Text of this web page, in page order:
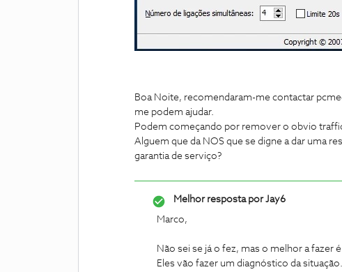
Boa Noite, recomendaram-me contactar
me podem ajudar.
Podem começando por remover o obvio
Alguem que da NOS que se digne a dar uma
garantia de serviço?
Melhor resposta porJay6
Marco,
Não sei se já o fez, mas o melhor a fazer
Eles vão fazer um diagnóstico da